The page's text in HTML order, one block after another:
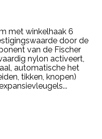
met winkelhaak 6
door de
van de Fischer
nylon activeert,
automatische het
tikken, knopen)